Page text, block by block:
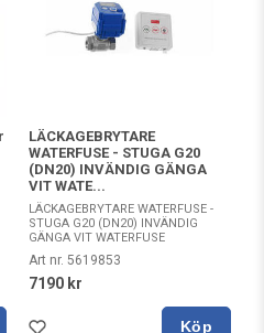
LÄCKAGEBRYTARE
WATERFUSE - STUGA G20
(DN20) INVÄNDIG GÄNGA
VIT WATE...
LÄCKAGEBRYTARE WATERFUSE -
STUGA G20 (DN20) INVÄNDIG
GÄNGA VIT WATERFUSE
Art nr. 5619853
7190 kr
Köp